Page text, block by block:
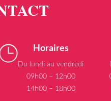
Horaires
Du lundi au vendredi
09h00 – 12h00
14h00 – 18h00